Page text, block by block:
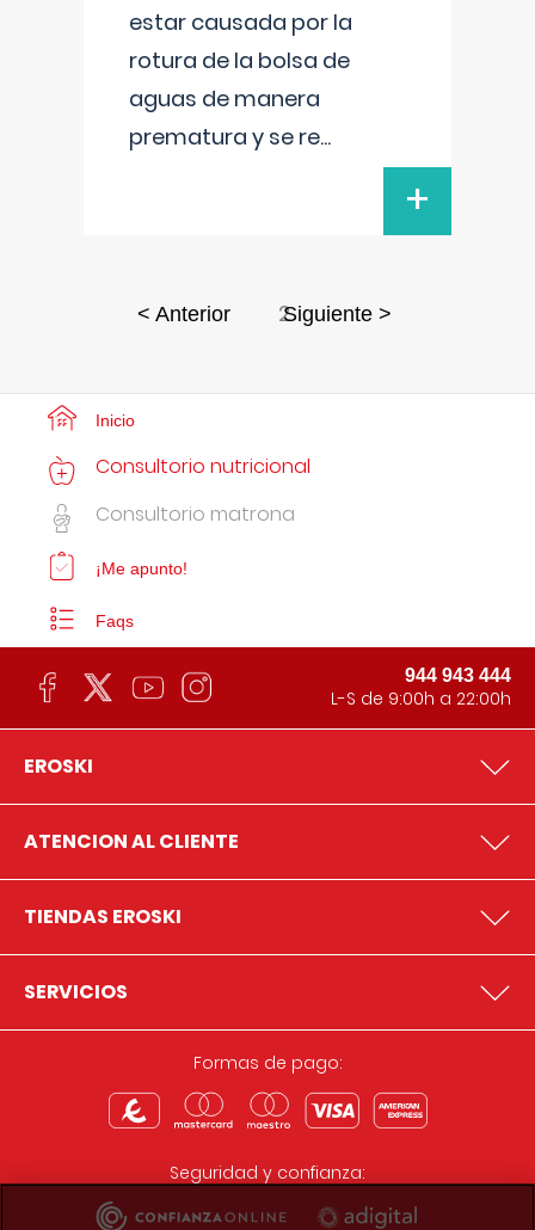
estar causada por la
rotura de la bolsa de
aguas de manera
prematura y se re...
+
< Anterior 2Siguiente >
Inicio
Consultorio nutricional
Consultorio matrona
¡Me apunto!
Faqs
944 943 444
L-S de 9:00h a 22:00h
EROSKI
ATENCION AL CLIENTE
TIENDAS EROSKI
SERVICIOS
Formas de pago:
Seguridad y confianza: